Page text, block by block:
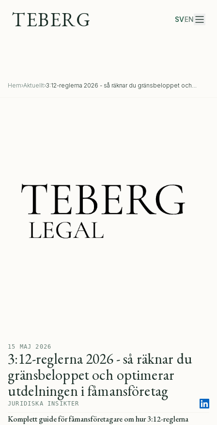
TEBERG SVEN
Hem›Aktuellt›3:12-reglerna 2026 - så räknar du gränsbeloppet och
15 MAJ 2026
3:12-reglerna 2026 - så räknar du
gränsbeloppet och optimerar
utdelningen i fåmansföretag
JURIDISKA INSIKTER
Komplett guide för fåmansföretagare om hur 3:12-reglerna